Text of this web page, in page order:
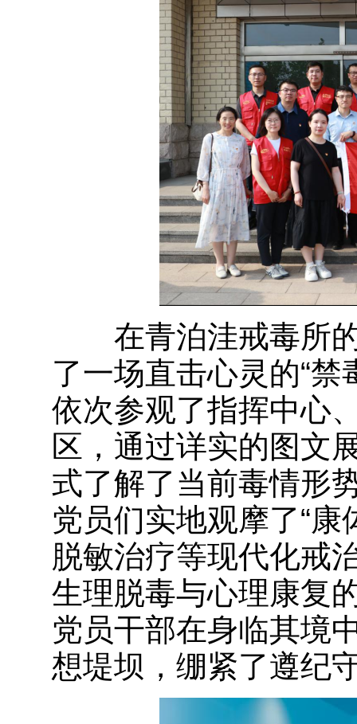
在青泊洼戒毒所的
了一场直击心灵的“
依次参观了指挥中心
区，通过详实的图文
式了解了当前毒情形
党员们实地观摩了“康
脱敏治疗等现代化戒
生理脱毒与心理康复
党员干部在身临其境
想堤坝，绷紧了遵纪